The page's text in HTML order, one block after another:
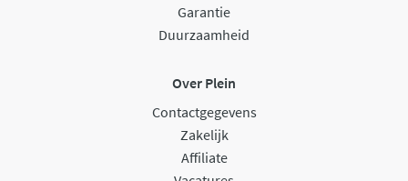
Garantie
Duurzaamheid
Over Plein
Contactgegevens
Zakelijk
Affiliate